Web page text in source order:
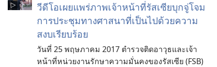
วีดีโอเผยแพร่ภาพเจ้าหน้าที่รัสเซียบุกจู่โจม
การประชุมทางศาสนาที่เป็นไปด้วยความ
สงบเรียบร้อย
วันที่ 25 พฤษภาคม 2017 ตำรวจติดอาวุธและเจ้า
หน้าที่หน่วยงานรักษาความมั่นคงของรัสเซีย (FSB)